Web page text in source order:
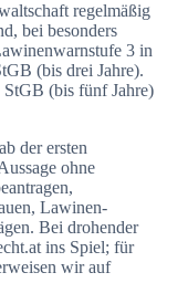
regelmäßig
bei besonders
3 in
(bis drei Jahre).
(bis fünf Jahre)
der ersten
ohne
Lawinen-
Bei drohender
ins Spiel; für
wir auf